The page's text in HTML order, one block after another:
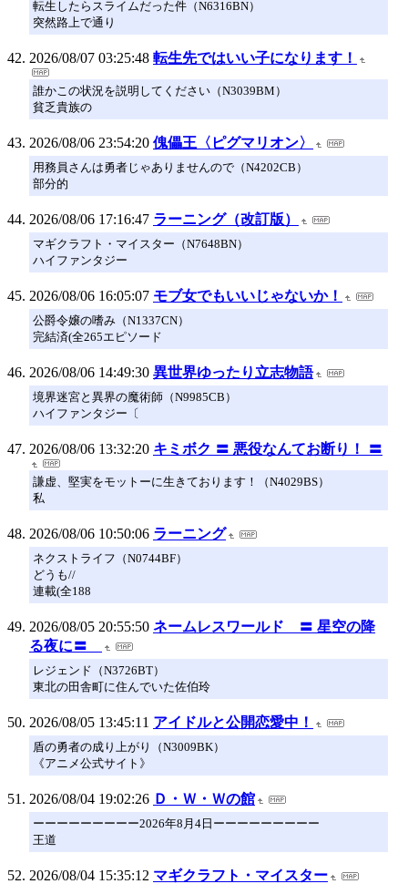
転生したらスライムだった件（N6316BN）
突然路上で通り
2026/08/07 03:25:48 転生先ではいい子になります！
誰かこの状況を説明してください（N3039BM）
貧乏貴族の
2026/08/06 23:54:20 傀儡王〈ピグマリオン〉
用務員さんは勇者じゃありませんので（N4202CB）
部分的
2026/08/06 17:16:47 ラーニング（改訂版）
マギクラフト・マイスター（N7648BN）
ハイファンタジー
2026/08/06 16:05:07 モブ女でもいいじゃないか！
公爵令嬢の嗜み（N1337CN）
完結済(全265エピソード
2026/08/06 14:49:30 異世界ゆったり立志物語
境界迷宮と異界の魔術師（N9985CB）
ハイファンタジー〔
2026/08/06 13:32:20 キミボク 〓 悪役なんてお断り！ 〓
謙虚、堅実をモットーに生きております！（N4029BS）
私
2026/08/06 10:50:06 ラーニング
ネクストライフ（N0744BF）
どうも//
連載(全188
2026/08/05 20:55:50 ネームレスワールド 〓 星空の降
る夜に〓
レジェンド（N3726BT）
東北の田舎町に住んでいた佐伯玲
2026/08/05 13:45:11 アイドルと公開恋愛中！
盾の勇者の成り上がり（N3009BK）
《アニメ公式サイト》
2026/08/04 19:02:26 Ｄ・Ｗ・Ｗの館
ーーーーーーーーー2026年8月4日ーーーーーーーーー
王道
2026/08/04 15:35:12 マギクラフト・マイスター